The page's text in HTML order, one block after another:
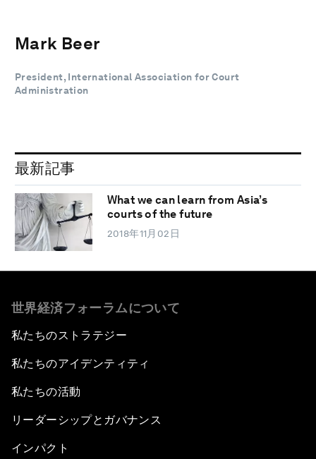
Mark Beer
President, International Association for Court
Administration
最新記事
What we can learn from Asia’s
courts of the future
2018年11月02日
世界経済フォーラムについて
私たちのストラテジー
私たちのアイデンティティ
私たちの活動
リーダーシップとガバナンス
インパクト